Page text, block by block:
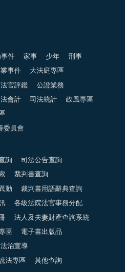
件 家事 少年 刑事
事件 大法庭專區
法官評鑑 公證業務
會計 司法統計 政風專區
委員會
詢 司法公告查詢
裁判書查詢
動 裁判書用語辭典查詢
各級法院法官事務分配
法人及夫妻財產查詢系統
區 電子書出版品
法治宣導
法專區 其他查詢